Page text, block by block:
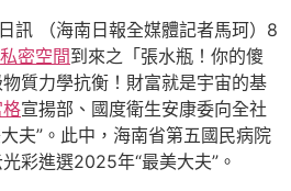
訊 （海南日報全媒體記者馬珂）8
私密空間到來之「張水瓶！你的傻
質力學抗衡！財富就是宇宙的基
宣揚部、國度衛生安康委向全社
夫”。此中，海南省第五國民病院
彩進選2025年“最美大夫”。